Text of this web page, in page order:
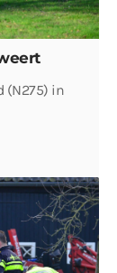
(N275) in